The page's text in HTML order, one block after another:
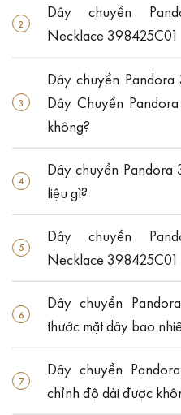
Dây chuyền
Necklace
Dây chuyền
Dây Chuyền
không?
Dây chuyền Pandora
liệu gì?
Dây chuyền
Necklace 398425C01
Dây chuyền
thước mặt dây bao
Dây chuyền
chỉnh độ dài được